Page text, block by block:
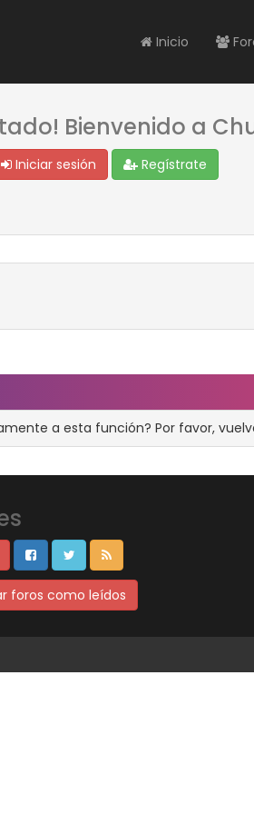
Inicio
Bienvenido a
Iniciar sesión Regístrate
a esta función? Por favor,
foros como leídos